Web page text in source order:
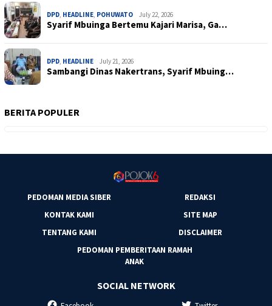
DPD HEADLINE POHUWATO July 22, 2026
Syarif Mbuinga Bertemu Kajari Marisa, Ga…
DPD HEADLINE July 21, 2026
Sambangi Dinas Nakertrans, Syarif Mbuing…
BERITA POPULER
PEDOMAN MEDIA SIBER
REDAKSI
KONTAK KAMI
SITE MAP
TENTANG KAMI
DISCLAIMER
PEDOMAN PEMBERITAAN RAMAH
ANAK
SOCIAL NETWORK